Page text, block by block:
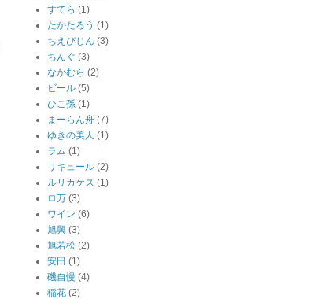
すてら (1)
たかたろう (1)
ちえびじん (3)
ちんぐ (3)
なかむら (2)
ビール (5)
ひこ孫 (1)
まーらん舟 (7)
ゆきの美人 (1)
ラム (1)
リキュール (2)
ルリカケス (1)
ロ万 (3)
ワイン (6)
旭興 (3)
旭若松 (2)
安田 (1)
磯自慢 (4)
稲花 (2)